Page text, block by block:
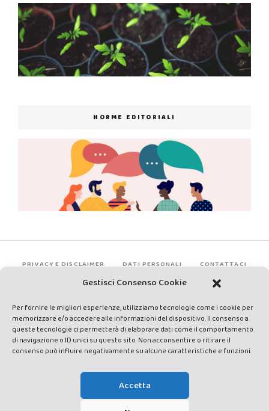
Gestisci Consenso Cookie
Per fornire le migliori esperienze, utilizziamo tecnologie come i cookie per
memorizzare e/o accedere alle informazioni del dispositivo. Il consenso a
queste tecnologie ci permetterà di elaborare dati come il comportamento
di navigazione o ID unici su questo sito. Non acconsentire o ritirare il
consenso può influire negativamente su alcune caratteristiche e funzioni.
Accetta
NORME EDITORIALI
PRIVACY E DISCLAIMER DATI PERSONALI CONTATTACI
rights reserved - Testata registrata presso il Tribunale di Siena con
autorizzazione n°1 del 12/04/2014 - Direttrice Responsabile: Chiara
Cacace - E-mail: direzione@lavaldichiana.it - Editore: Valdichiana